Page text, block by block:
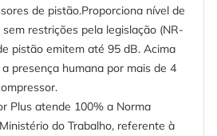
de pistão.Proporciona nível de
restrições pela legislação (NR-
pistão emitem até 95 dB. Acima
presença humana por mais de 4
Plus atende 100% a Norma
do Trabalho, referente à